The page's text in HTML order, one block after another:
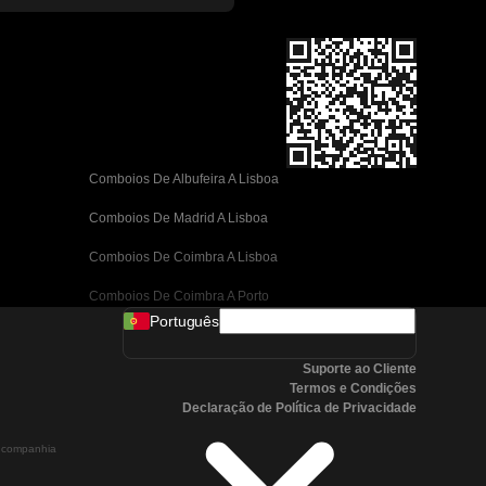
Comboios De Albufeira A Lisboa
Comboios De Madrid A Lisboa
Comboios De Coimbra A Lisboa
Comboios De Coimbra A Porto
Comboios De Valência A Barcelona
Comboios De Málaga A Barcelona
Comboios De Málaga A Madrid
Português
Suporte ao Cliente
Termos e Condições
Declaração de Política de Privacidade